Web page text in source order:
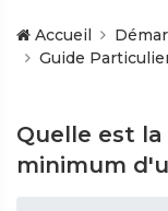
Accueil
Guide
Quelle est
minimum